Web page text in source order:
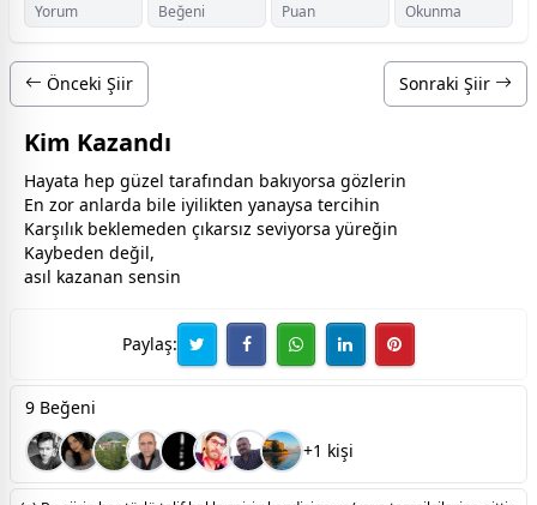
Yorum Beğeni Puan Okunma
Önceki Şiir Sonraki Şiir
Kim Kazandı
Hayata hep güzel tarafından bakıyorsa gözlerin
En zor anlarda bile iyilikten yanaysa tercihin
Karşılık beklemeden çıkarsız seviyorsa yüreğin
Kaybeden değil,
asıl kazanan sensin
Paylaş:
9 Beğeni
+1 kişi